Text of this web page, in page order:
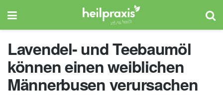
Lavendel- und Teebaumöl
können einen weiblichen
Männerbusen verursachen